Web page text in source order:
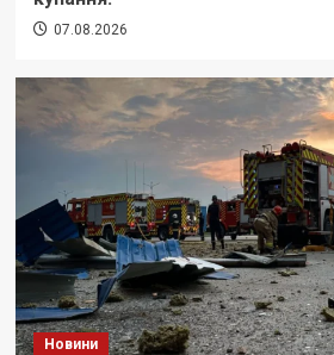
07.08.2026
Новини